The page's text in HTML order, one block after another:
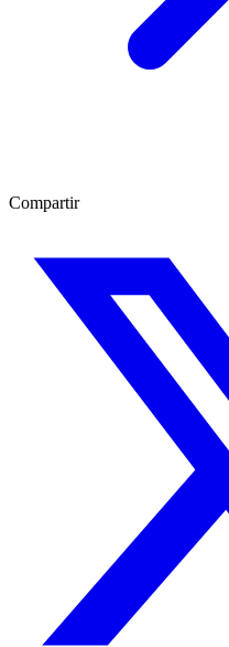
Compartir